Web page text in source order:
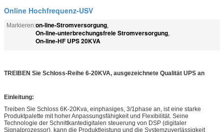
Online Hochfrequenz-USV
Markieren:on-line-Stromversorgung,
On-line-unterbrechungsfreie Stromversorgung,
On-line-HF UPS 20KVA
TREIBEN Sie Schloss-Reihe 6-20KVA, ausgezeichnete Qualität UPS an
Einleitung:
Treiben Sie Schloss 6K-20Kva, einphasiges, 3/1phase an, ist eine starke
Produktpalette mit hoher Anpassungsfähigkeit und Flexibilität. Seine
Technologie der Schnittkantedigitalen steuerung von DSP (digitaler
Signalprozessor), kann die Produktleistung und die Systemzuverlässigkeit